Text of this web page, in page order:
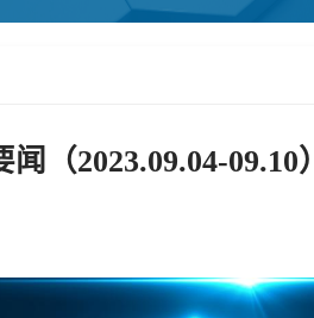
（2023.09.04-09.10）